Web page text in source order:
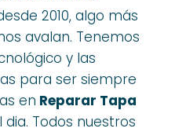
2010, algo más
avalan. Tenemos
y las
para ser siempre
en Reparar Tapa
dia. Todos nuestros